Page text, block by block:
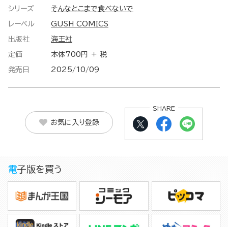
シリーズ そんなとこまで食べないで
レーベル GUSH COMICS
出版社 海王社
定価 本体700円 ＋ 税
発売日 2025/10/09
お気に入り登録
SHARE
電子版を買う